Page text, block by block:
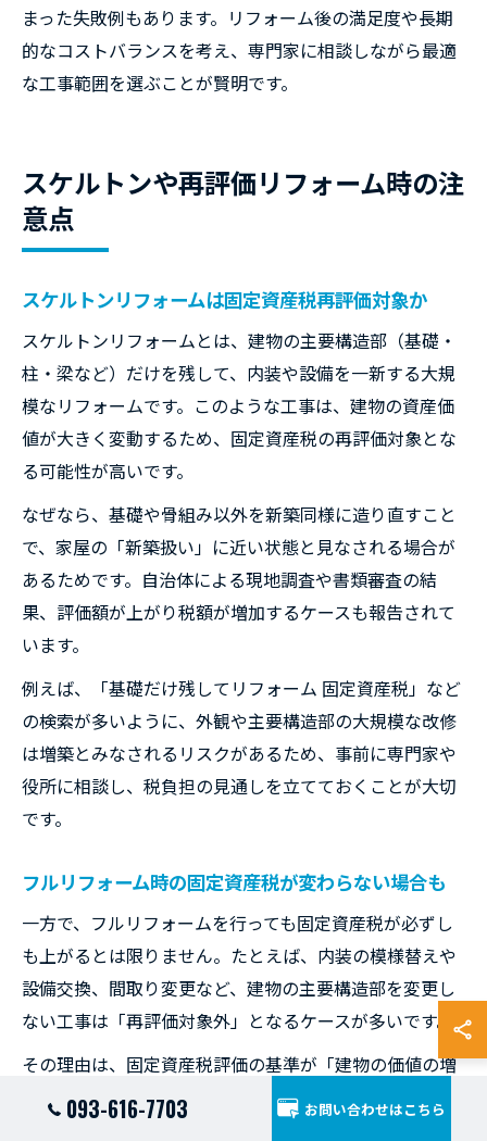
まった失敗例もあります。リフォーム後の満足度や長期
的なコストバランスを考え、専門家に相談しながら最適
な工事範囲を選ぶことが賢明です。
スケルトンや再評価リフォーム時の注
意点
スケルトンリフォームは固定資産税再評価対象か
スケルトンリフォームとは、建物の主要構造部（基礎・
柱・梁など）だけを残して、内装や設備を一新する大規
模なリフォームです。このような工事は、建物の資産価
値が大きく変動するため、固定資産税の再評価対象とな
る可能性が高いです。
なぜなら、基礎や骨組み以外を新築同様に造り直すこと
で、家屋の「新築扱い」に近い状態と見なされる場合が
あるためです。自治体による現地調査や書類審査の結
果、評価額が上がり税額が増加するケースも報告されて
います。
例えば、「基礎だけ残してリフォーム 固定資産税」など
の検索が多いように、外観や主要構造部の大規模な改修
は増築とみなされるリスクがあるため、事前に専門家や
役所に相談し、税負担の見通しを立てておくことが大切
です。
フルリフォーム時の固定資産税が変わらない場合も
一方で、フルリフォームを行っても固定資産税が必ずし
も上がるとは限りません。たとえば、内装の模様替えや
設備交換、間取り変更など、建物の主要構造部を変更し
ない工事は「再評価対象外」となるケースが多いです。
その理由は、固定資産税評価の基準が「建物の価値の増
減」に基づいているためです。つまり、見た目や使い勝
093-616-7703 お問い合わせはこちら